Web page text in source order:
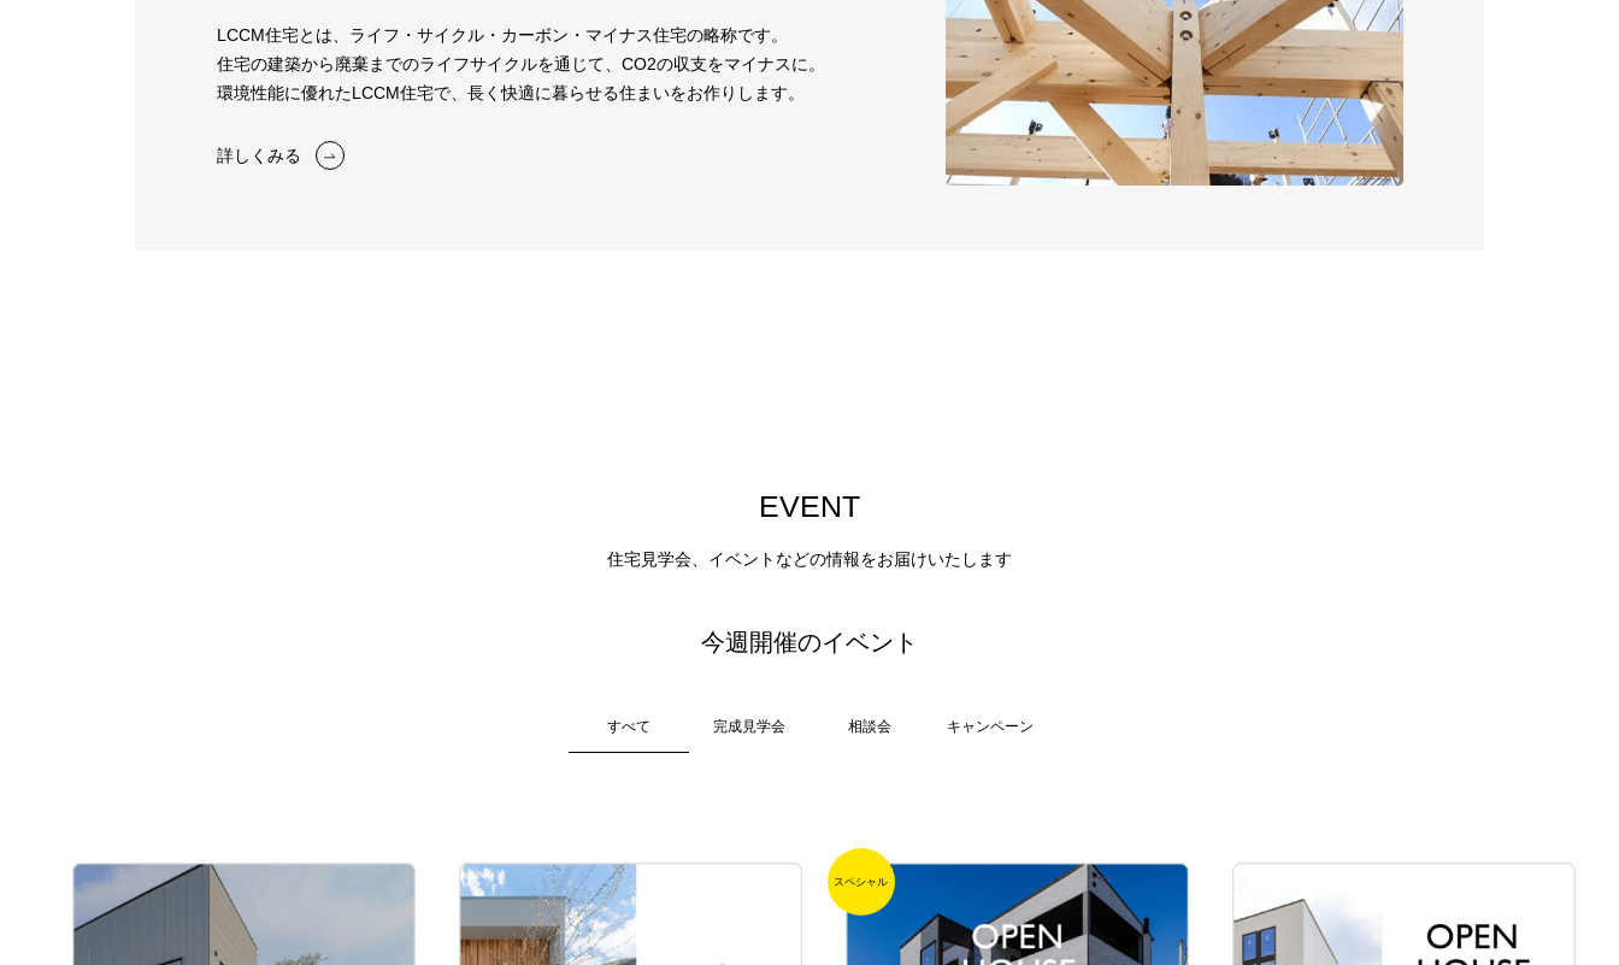
LCCM住宅とは、ライフ・サイクル・カーボン・マイナス住宅の略称です。
住宅の建築から廃棄までのライフサイクルを通じて、CO2の収支をマイナスに。
環境性能に優れたLCCM住宅で、長く快適に暮らせる住まいをお作りします。
詳しくみる
EVENT
住宅見学会、イベントなどの情報をお届けいたします
今週開催のイベント
すべて 完成見学会 相談会 キャンペーン